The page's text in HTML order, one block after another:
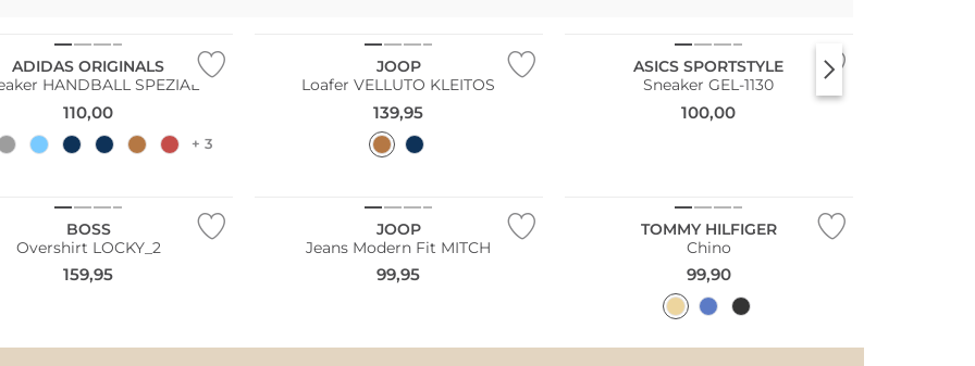
ADIDAS ORIGINALS
HANDBALL SPEZIAL
110,00
+ 3
JOOP
Loafer VELLUTO KLEITOS
139,95
ASICS SPORTSTYLE
Sneaker GEL-1130
100,00
BOSS
Overshirt LOCKY_2
159,95
JOOP
Jeans Modern Fit MITCH
99,95
TOMMY HILFIGER
Chino
99,90